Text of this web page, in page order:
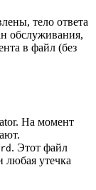
тело ответа
обслуживания,
в файл (без
На момент
. Этот файл
любая утечка